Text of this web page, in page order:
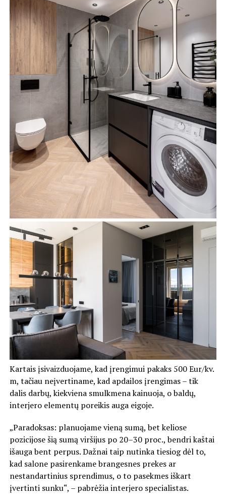
Kartais įsivaizduojame, kad įrengimui pakaks 500 Eur/kv.
m, tačiau neįvertiname, kad apdailos įrengimas – tik
dalis darbų, kiekviena smulkmena kainuoja, o baldų,
interjero elementų poreikis auga eigoje.
„Paradoksas: planuojame vieną sumą, bet keliose
pozicijose šią sumą viršijus po 20–30 proc., bendri kaštai
išauga bent perpus. Dažnai taip nutinka tiesiog dėl to,
kad salone pasirenkame brangesnes prekes ar
nestandartinius sprendimus, o to pasekmes iškart
įvertinti sunku“, – pabrėžia interjero specialistas.